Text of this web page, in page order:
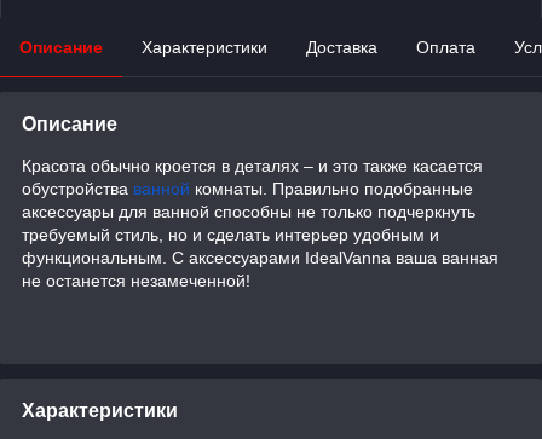
Описание Характеристики Доставка Оплата
Описание
Красота обычно кроется в деталях – и это также касается
обустройства ванной комнаты. Правильно подобранные
аксессуары для ванной способны не только подчеркнуть
требуемый стиль, но и сделать интерьер удобным и
функциональным. С аксессуарами IdealVanna ваша ванная
не останется незамеченной!
Характеристики